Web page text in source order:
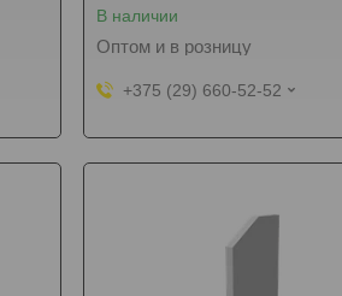
В наличии
Оптом и в розницу
+375 (29) 660-52-52